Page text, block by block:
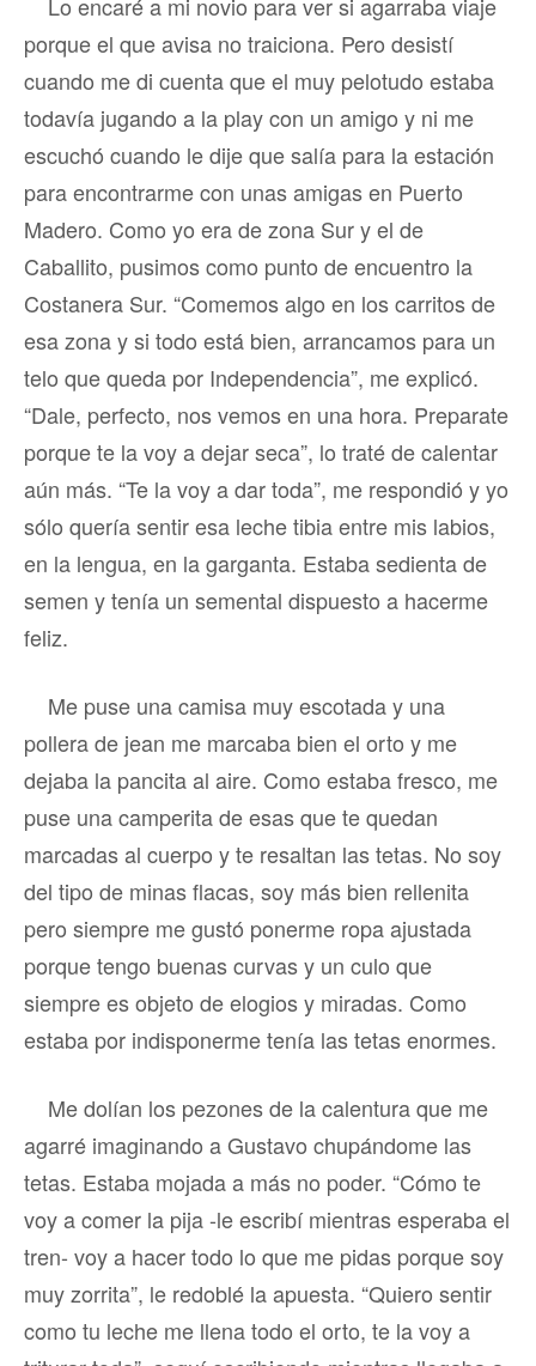
porque el que avisa no traiciona. Pero desistí
cuando me di cuenta que el muy pelotudo estaba
todavía jugando a la play con un amigo y ni me
escuchó cuando le dije que salía para la estación
para encontrarme con unas amigas en Puerto
Madero. Como yo era de zona Sur y el de
Caballito, pusimos como punto de encuentro la
Costanera Sur. “Comemos algo en los carritos de
esa zona y si todo está bien, arrancamos para un
telo que queda por Independencia”, me explicó.
“Dale, perfecto, nos vemos en una hora. Preparate
porque te la voy a dejar seca”, lo traté de calentar
aún más. “Te la voy a dar toda”, me respondió y yo
sólo quería sentir esa leche tibia entre mis labios,
en la lengua, en la garganta. Estaba sedienta de
semen y tenía un semental dispuesto a hacerme
feliz.
Me puse una camisa muy escotada y una
pollera de jean me marcaba bien el orto y me
dejaba la pancita al aire. Como estaba fresco, me
puse una camperita de esas que te quedan
marcadas al cuerpo y te resaltan las tetas. No soy
del tipo de minas flacas, soy más bien rellenita
pero siempre me gustó ponerme ropa ajustada
porque tengo buenas curvas y un culo que
siempre es objeto de elogios y miradas. Como
estaba por indisponerme tenía las tetas enormes.
Me dolían los pezones de la calentura que me
agarré imaginando a Gustavo chupándome las
tetas. Estaba mojada a más no poder. “Cómo te
voy a comer la pija -le escribí mientras esperaba el
tren- voy a hacer todo lo que me pidas porque soy
muy zorrita”, le redoblé la apuesta. “Quiero sentir
como tu leche me llena todo el orto, te la voy a